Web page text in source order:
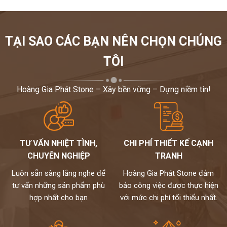
TẠI SAO CÁC BẠN NÊN CHỌN CHÚNG
TÔI
Hoàng Gia Phát Stone – Xây bền vững – Dựng niềm tin!
TƯ VẤN NHIỆT TÌNH,
CHUYÊN NGHIỆP
Luôn sẵn sàng lắng nghe để
tư vấn những sản phẩm phù
hợp nhất cho bạn
CHI PHÍ THIẾT KẾ CẠNH
TRANH
Hoàng Gia Phát Stone đảm
bảo công việc được thực hiện
với mức chi phí tối thiểu nhất.